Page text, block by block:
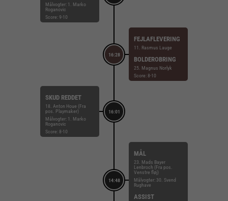
Målvogter: 1. Marko
Roganovic
Score: 9-10
16:28
FEJLAFLEVERING
11. Rasmus Lauge
BOLDEROBRING
25. Magnus Norlyk
Score: 8-10
16:01
SKUD REDDET
18. Anton Houe (Fra
pos. Playmaker)
Målvogter: 1. Marko
Roganovic
Score: 8-10
14:48
MÅL
23. Mads Bayer
Lenbroch (Fra pos.
Venstre fløj)
Målvogter: 30. Svend
Rughave
ASSIST